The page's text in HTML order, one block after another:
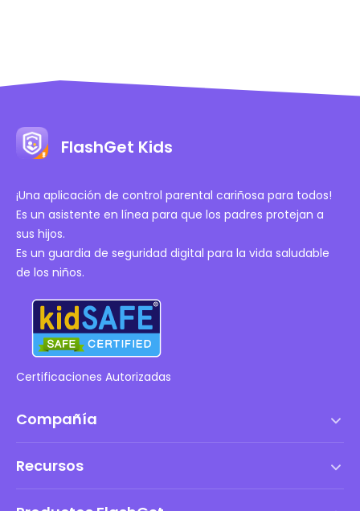
FlashGet Kids
¡Una aplicación de control parental cariñosa para todos!
Es un asistente en línea para que los padres protejan a
sus hijos.
Es un guardia de seguridad digital para la vida saludable
de los niños.
Certificaciones Autorizadas
Compañía
Recursos